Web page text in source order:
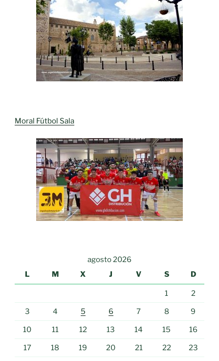
Moral Fútbol Sala
agosto 2026
L
M X J V S D
1 2
3 4 5 6 7 8 9
10 11 12 13 14 15 16
17 18 19 20 21 22 23